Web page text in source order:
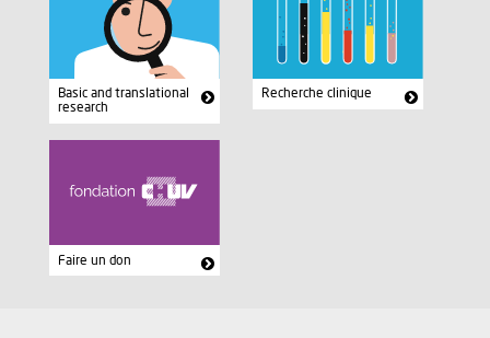
Basic and translational
research
Recherche clinique
Faire un don